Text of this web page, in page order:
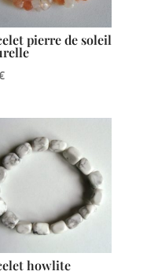
pierre de soleil
howlite